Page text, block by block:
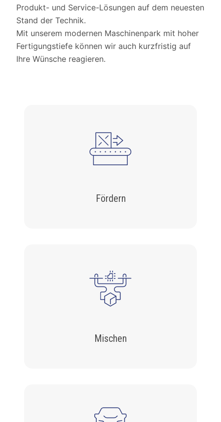
Produkt- und Service-Lösungen auf dem neuesten
Stand der Technik.
Mit unserem modernen Maschinenpark mit hoher
Fertigungstiefe können wir auch kurzfristig auf
Ihre Wünsche reagieren.
Fördern
Mischen